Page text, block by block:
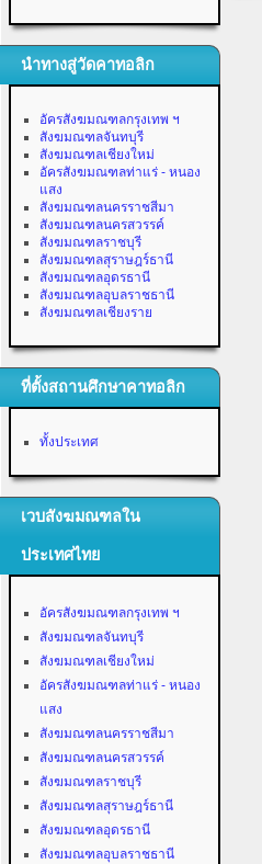
นำทางสู่วัดคาทอลิก
อัครสังฆมณฑลกรุงเทพ ฯ
สังฆมณฑลจันทบุรี
สังฆมณฑลเชียงใหม่
อัครสังฆมณฑลท่าแร่ - หนอง
แสง
สังฆมณฑลนครราชสีมา
สังฆมณฑลนครสวรรค์
สังฆมณฑลราชบุรี
สังฆมณฑลสุราษฎร์ธานี
สังฆมณฑลอุดรธานี
สังฆมณฑลอุบลราชธานี
สังฆมณฑลเชียงราย
ที่ตั้งสถานศึกษาคาทอลิก
ทั้งประเทศ
เวบสังฆมณฑลใน
ประเทศไทย
อัครสังฆมณฑลกรุงเทพ ฯ
สังฆมณฑลจันทบุรี
สังฆมณฑลเชียงใหม่
อัครสังฆมณฑลท่าแร่ - หนอง
แสง
สังฆมณฑลนครราชสีมา
สังฆมณฑลนครสวรรค์
สังฆมณฑลราชบุรี
สังฆมณฑลสุราษฎร์ธานี
สังฆมณฑลอุดรธานี
สังฆมณฑลอุบลราชธานี